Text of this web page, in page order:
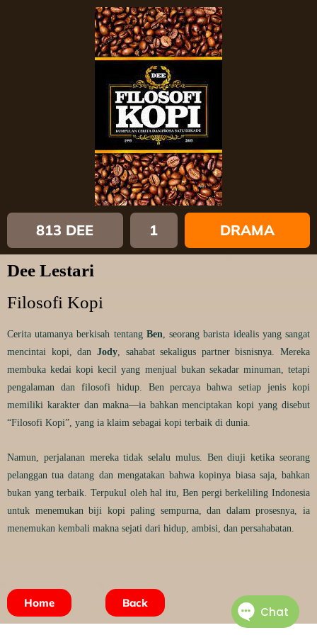
813 DEE 1 DRAMA
Dee Lestari
Filosofi Kopi
Cerita utamanya berkisah tentang Ben, seorang barista idealis yang sangat
mencintai kopi, dan Jody, sahabat sekaligus partner bisnisnya. Mereka
membuka kedai kopi kecil yang menjual bukan sekadar minuman, tetapi
pengalaman dan filosofi hidup. Ben percaya bahwa setiap jenis kopi
memiliki karakter dan makna—ia bahkan menciptakan kopi yang disebut
“Filosofi Kopi”, yang ia klaim sebagai kopi terbaik di dunia.
Namun, perjalanan mereka tidak selalu mulus. Ben diuji ketika seorang
pelanggan tua datang dan mengatakan bahwa kopinya biasa saja, bahkan
bukan yang terbaik. Terpukul oleh hal itu, Ben pergi berkeliling Indonesia
untuk menemukan biji kopi paling sempurna, dan dalam prosesnya, ia
menemukan kembali makna sejati dari hidup, ambisi, dan persahabatan.
Home Back